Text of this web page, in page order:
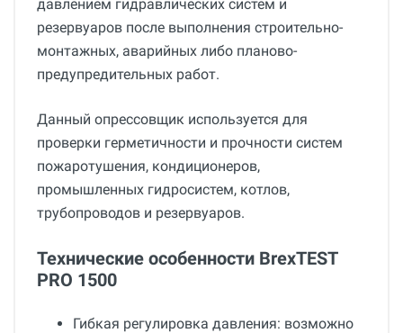
давлением гидравлических систем и
резервуаров после выполнения строительно-
монтажных, аварийных либо планово-
предупредительных работ.
Данный опрессовщик используется для
проверки герметичности и прочности систем
пожаротушения, кондиционеров,
промышленных гидросистем, котлов,
трубопроводов и резервуаров.
Технические особенности BrexTEST
PRO 1500
Гибкая регулировка давления: возможно